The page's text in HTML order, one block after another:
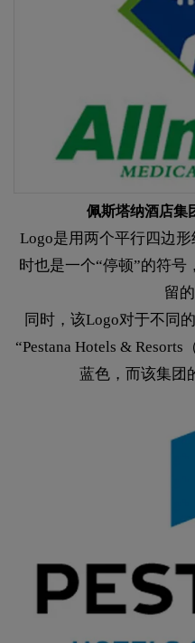
佩斯塔纳酒店集
Logo是用两个平行四边形
时也是一个“停顿”的符
留
同时，该Logo对于不同
“Pestana Hotels &
蓝色，而该集团